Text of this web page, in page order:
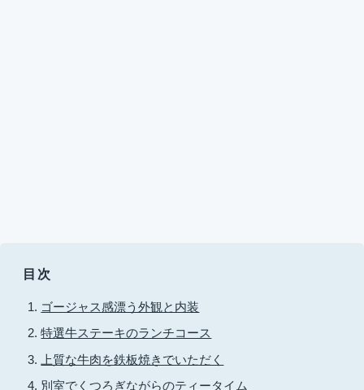
目次
ゴージャス感漂う外観と内装
特選牛ステーキのランチコース
上質な牛肉を鉄板焼きでいただく
別室でくつろぎながらのティータイム